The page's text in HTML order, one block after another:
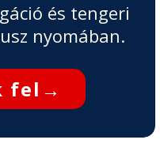
és tengeri
nyomában.
fel →